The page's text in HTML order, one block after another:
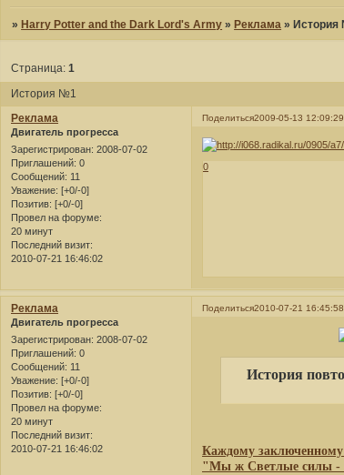
»Harry Potter and the Dark Lord's Army »Реклама »История
История №1
Страница:1
Поделиться2009-05-13 12:09:29
Реклама
Двигатель прогресса
Зарегистрирован: 2008-07-02
Приглашений: 0
Сообщений: 11
Уважение: [+0/-0]
Позитив: [+0/-0]
Провел на форуме:
20 минут
Последний визит:
2010-07-21 16:46:02
0
Поделиться2010-07-21 16:45:58
Реклама
Двигатель прогресса
Зарегистрирован: 2008-07-02
Приглашений: 0
Сообщений: 11
Уважение: [+0/-0]
Позитив: [+0/-0]
Провел на форуме:
20 минут
Последний визит:
2010-07-21 16:46:02
История
Каждому заключенному
"Мы ж Светлые силы -